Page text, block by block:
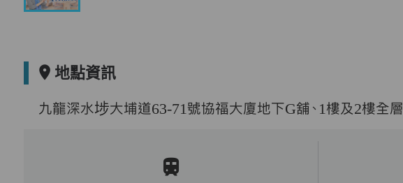
地點資訊
九龍深水埗大埔道63-71號協福大廈地下G舖、1樓及2樓全層